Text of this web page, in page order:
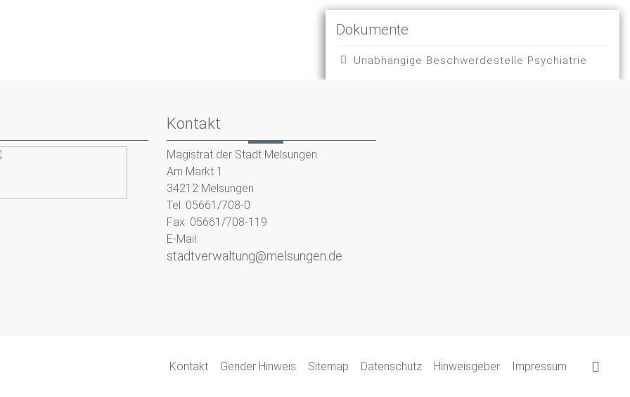
Dokumente
Unabhängige Beschwerdestelle Psychiatrie
Kontakt
Magistrat der Stadt Melsungen
Am Markt 1
34212 Melsungen
Tel: 05661/708-0
Fax: 05661/708-119
E-Mail:
stadtverwaltung@melsungen.de
Kontakt Gender Hinweis Sitemap Datenschutz Hinweisgeber Impressum